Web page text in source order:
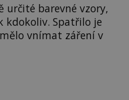
určité barevné vzory,
kdokoliv. Spatřilo je
vnímat záření v